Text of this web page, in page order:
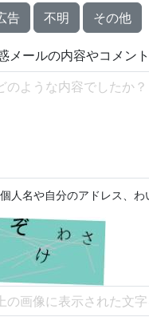
告 不明 その他
メールの内容やコメント
個人名や自分のアドレス、わ